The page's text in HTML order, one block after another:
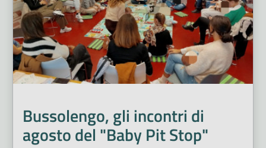
Bussolengo, gli incontri di
agosto del "Baby Pit Stop"